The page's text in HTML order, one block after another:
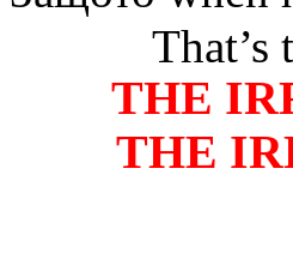
That’s
THE
THE